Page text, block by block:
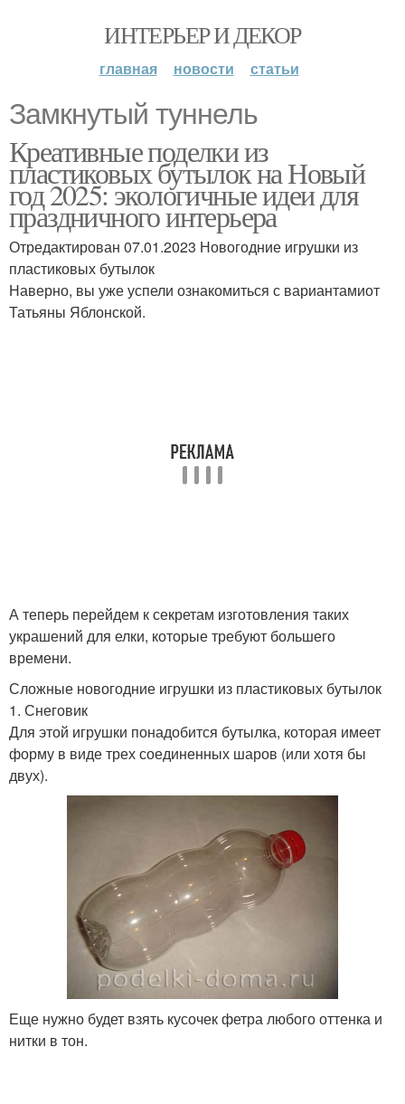
ИНТЕРЬЕР И ДЕКОР
главная новости статьи
Замкнутый туннель
Креативные поделки из
пластиковых бутылок на Новый
год 2025: экологичные идеи для
праздничного интерьера
Отредактирован 07.01.2023 Новогодние игрушки из
пластиковых бутылок
Наверно, вы уже успели ознакомиться с вариантамиот
Татьяны Яблонской.
А теперь перейдем к секретам изготовления таких
украшений для елки, которые требуют большего
времени.
Сложные новогодние игрушки из пластиковых бутылок
1. Снеговик
Для этой игрушки понадобится бутылка, которая имеет
форму в виде трех соединенных шаров (или хотя бы
двух).
Еще нужно будет взять кусочек фетра любого оттенка и
нитки в тон.